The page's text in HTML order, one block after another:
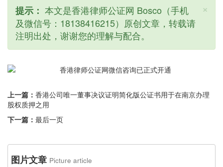
×
提示： 本文是香港律师公证网 Bosco（手机
及微信号：18138416215）原创文章，转载请
注明出处，谢谢您的理解与配合。
上一篇： 香港公司唯一董事决议证明简化版公证书用于在南京办理
股权质押之用
下一篇： 最后一页
图片文章 Picture article